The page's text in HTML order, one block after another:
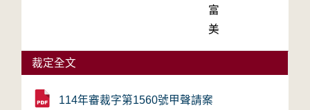
富
美
裁定全文
114年審裁字第1560號甲聲請案